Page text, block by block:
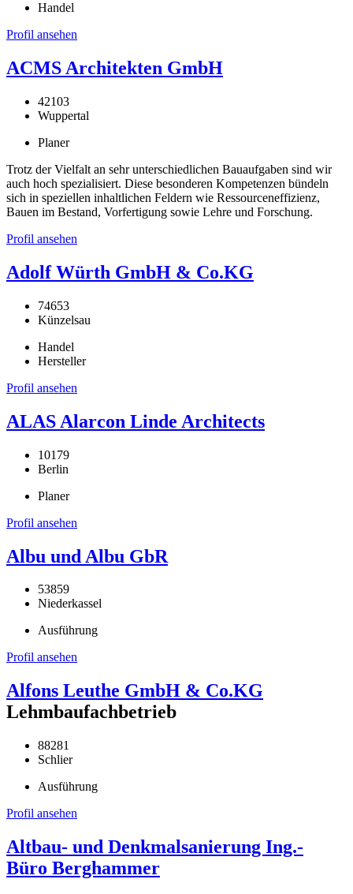
Handel
Profil ansehen
ACMS Architekten GmbH
42103
Wuppertal
Planer
Trotz der Vielfalt an sehr unterschiedlichen Bauaufgaben sind wir
auch hoch spezialisiert. Diese besonderen Kompetenzen bündeln
sich in speziellen inhaltlichen Feldern wie Ressourceneffizienz,
Bauen im Bestand, Vorfertigung sowie Lehre und Forschung.
Profil ansehen
Adolf Würth GmbH & Co.KG
74653
Künzelsau
Handel
Hersteller
Profil ansehen
ALAS Alarcon Linde Architects
10179
Berlin
Planer
Profil ansehen
Albu und Albu GbR
53859
Niederkassel
Ausführung
Profil ansehen
Alfons Leuthe GmbH & Co.KG
Lehmbaufachbetrieb
88281
Schlier
Ausführung
Profil ansehen
Altbau- und Denkmalsanierung Ing.-
Büro Berghammer